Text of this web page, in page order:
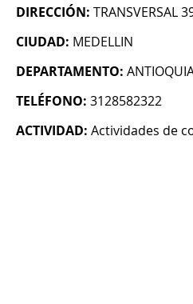
DIRECCIÓN: TRANSVERSAL
CIUDAD: MEDELLIN
DEPARTAMENTO:
TELÉFONO: 3128582322
ACTIVIDAD: Actividades de